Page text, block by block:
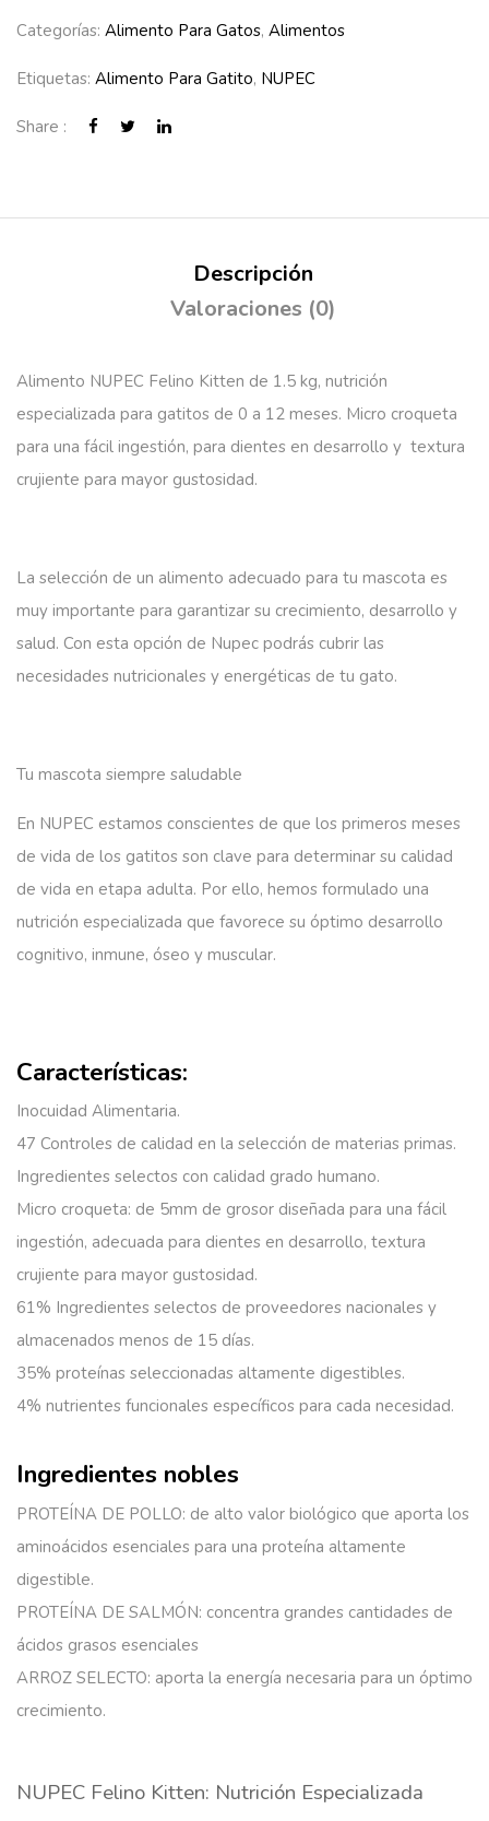
Categorías: Alimento Para Gatos, Alimentos
Etiquetas: Alimento Para Gatito, NUPEC
Share :
Descripción
Valoraciones (0)
Alimento NUPEC Felino Kitten de 1.5 kg, nutrición
especializada para gatitos de 0 a 12 meses. Micro croqueta
para una fácil ingestión, para dientes en desarrollo y textura
crujiente para mayor gustosidad.
La selección de un alimento adecuado para tu mascota es
muy importante para garantizar su crecimiento, desarrollo y
salud. Con esta opción de Nupec podrás cubrir las
necesidades nutricionales y energéticas de tu gato.
Tu mascota siempre saludable
En NUPEC estamos conscientes de que los primeros meses
de vida de los gatitos son clave para determinar su calidad
de vida en etapa adulta. Por ello, hemos formulado una
nutrición especializada que favorece su óptimo desarrollo
cognitivo, inmune, óseo y muscular.
Características:
Inocuidad Alimentaria.
47 Controles de calidad en la selección de materias primas.
Ingredientes selectos con calidad grado humano.
Micro croqueta: de 5mm de grosor diseñada para una fácil
ingestión, adecuada para dientes en desarrollo, textura
crujiente para mayor gustosidad.
61% Ingredientes selectos de proveedores nacionales y
almacenados menos de 15 días.
35% proteínas seleccionadas altamente digestibles.
4% nutrientes funcionales específicos para cada necesidad.
Ingredientes nobles
PROTEÍNA DE POLLO: de alto valor biológico que aporta los
aminoácidos esenciales para una proteína altamente
digestible.
PROTEÍNA DE SALMÓN: concentra grandes cantidades de
ácidos grasos esenciales
ARROZ SELECTO: aporta la energía necesaria para un óptimo
crecimiento.
NUPEC Felino Kitten: Nutrición Especializada